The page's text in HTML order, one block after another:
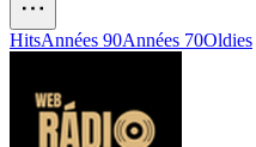
HitsAnnées 90Années 70Oldies